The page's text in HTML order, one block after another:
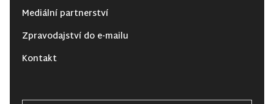
Mediální partnerství
Zpravodajství do e-mailu
Kontakt